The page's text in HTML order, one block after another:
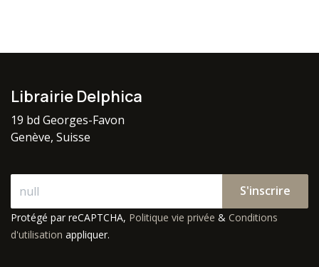
Librairie Delphica
19 bd Georges-Favon
Genève, Suisse
S'inscrire
Protégé par reCAPTCHA, Politique vie privée & Conditions
d'utilisation appliquer.